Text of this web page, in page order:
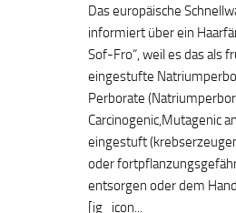
Das europäische
informiert über ein
Sof-Fro“, weil es das als
eingestufte
Perborate
Carcinogenic,Mutagenic
eingestuft
oder
entsorgen oder dem
[ig_icon...